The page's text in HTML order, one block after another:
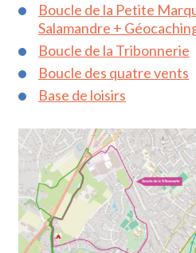
Boucle de la Petite
Salamandre +
Boucle de la Tribonnerie
Boucle des quatre vents
Base de loisirs